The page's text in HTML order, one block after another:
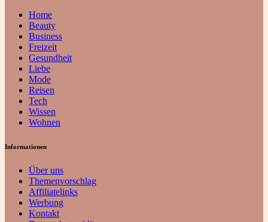
Home
Beauty
Business
Freizeit
Gesundheit
Liebe
Mode
Reisen
Tech
Wissen
Wohnen
Informationen
Über uns
Themenvorschlag
Affiliatelinks
Werbung
Kontakt